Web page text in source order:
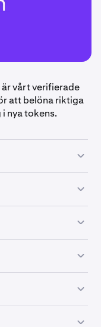
är vårt verifierade
att belöna riktiga
nya tokens.
tokens, fördelat
– 13 augusti 2025
c
kl. 14:00 UTC
till
formulär krävs.
emot din airdrop.